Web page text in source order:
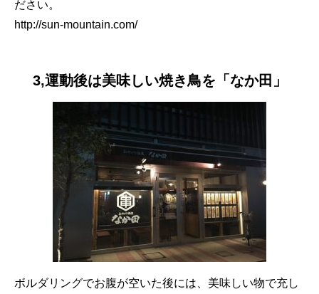
ださい。
http://sun-mountain.com/
3,運動後は美味しい焼き鳥を「なか田」
ボルダリングでお腹が空いた後には、美味しい物で充し